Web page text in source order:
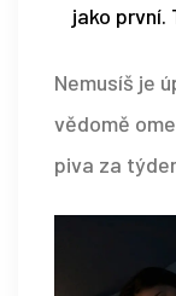
jako první.
Nemusíš je
vědomě
piva za